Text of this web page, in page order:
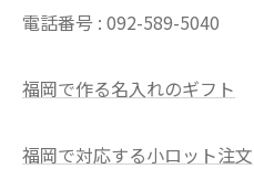
電話番号 : 092-589-5040
福岡で作る名入れのギフト
福岡で対応する小ロット注文